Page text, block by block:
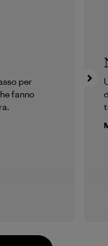
per
fanno